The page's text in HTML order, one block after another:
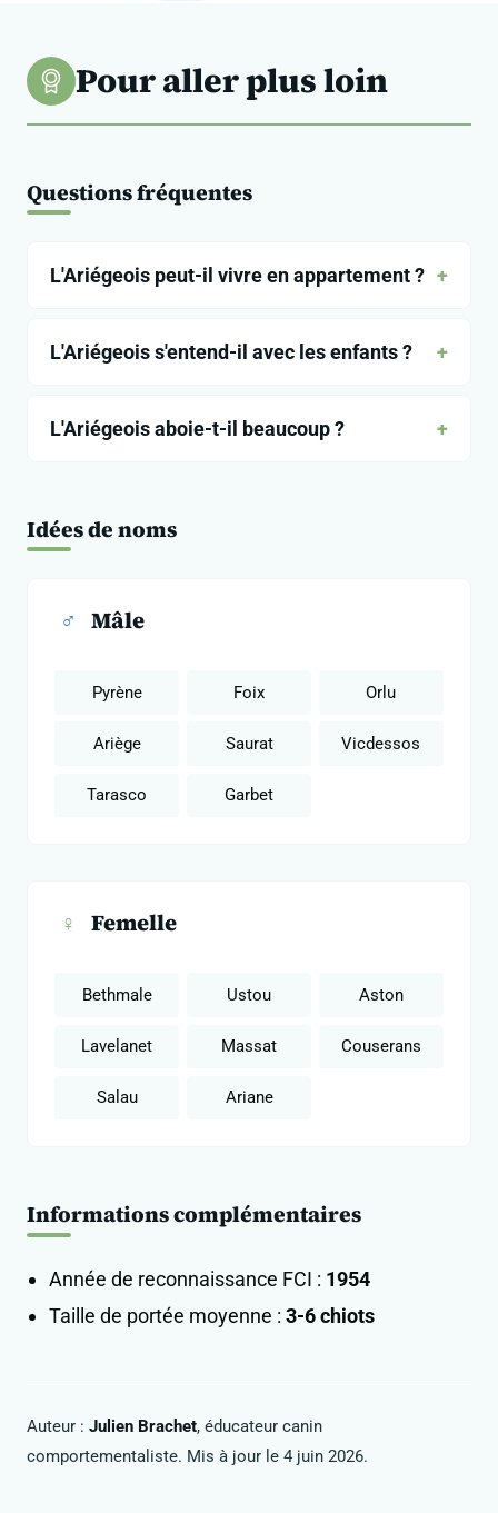
Pour aller plus loin
Questions fréquentes
L'Ariégeois peut-il vivre en appartement ?
L'Ariégeois s'entend-il avec les enfants ?
L'Ariégeois aboie-t-il beaucoup ?
Idées de noms
♂ Mâle
Pyrène Foix Orlu
Ariège Saurat Vicdessos
Tarasco Garbet
♀ Femelle
Bethmale Ustou Aston
Lavelanet Massat Couserans
Salau Ariane
Informations complémentaires
Année de reconnaissance FCI : 1954
Taille de portée moyenne : 3-6 chiots
Auteur : Julien Brachet, éducateur canin
comportementaliste. Mis à jour le 4 juin 2026.